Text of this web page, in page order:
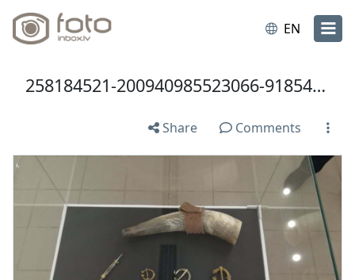
EN
258184521-200940985523066-9185425294922430231-n.jpg
Share Comments